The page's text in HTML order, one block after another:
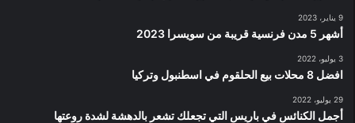
9 يناير، 2023
أشهر 5 مدن فرنسية قريبة من سويسرا 2023
3 يوليو، 2022
افضل 8 محلات بيع الحلقوم في اسطنبول وتركيا
29 يوليو، 2022
أجمل الكنائس في باريس التي تجعلك تشعر بالدهشة لشدة روعتها